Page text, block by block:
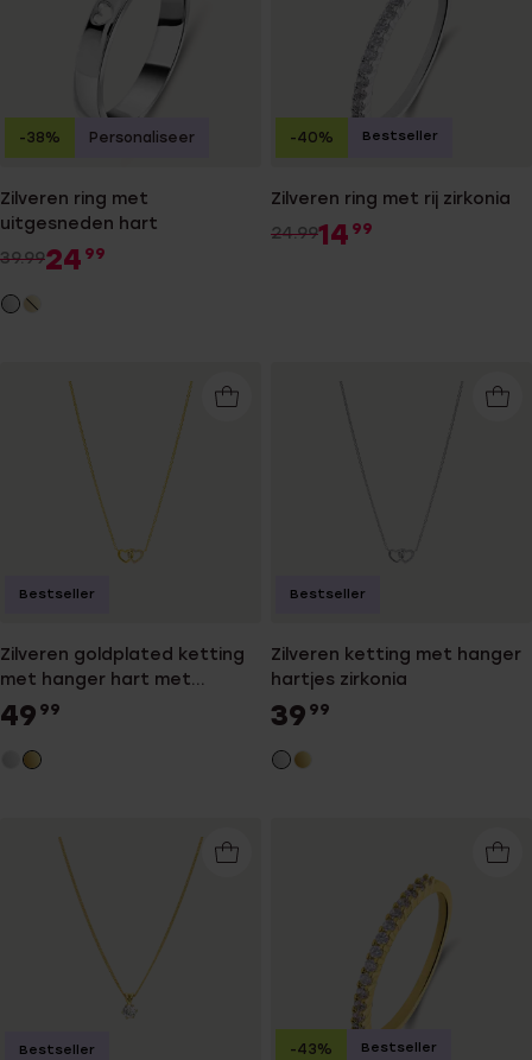
Zilveren ring met
uitgesneden hart
39.9924 99
-38% Personaliseer
Zilveren ring met rij zirkonia
24.9914 99
-40% Bestseller
Zilveren goldplated ketting
met hanger hart met
zirkonia voor dames
49 99
Bestseller
Zilveren ketting met hanger
hartjes zirkonia
39 99
Bestseller
Bestseller -43% Bestseller